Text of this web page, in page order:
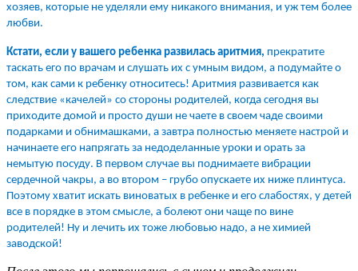
хозяев, которые не уделяли ему никакого внимания, и уж тем более
любви.
Кстати, если у вашего ребенка развилась аритмия, прекратите
таскать его по врачам и слушать их с умным видом, а подумайте о
том, как сами к ребенку относитесь! Аритмия развивается как
следствие «качелей» со стороны родителей, когда сегодня вы
приходите домой и просто души не чаете в своем чаде своими
подарками и обнимашками, а завтра полностью меняете настрой и
начинаете его напрягать за недоделанные уроки и орать за
немытую посуду. В первом случае вы поднимаете вибрации
сердечной чакры, а во втором – грубо опускаете их ниже плинтуса.
Поэтому хватит искать виноватых в ребенке и его слабостях, у детей
все в порядке в этом смысле, а болеют они чаще по вине
родителей! Ну и лечить их тоже любовью надо, а не химией
заводской!